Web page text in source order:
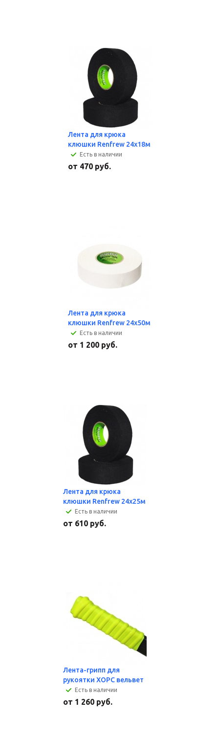
Лента для крюка
клюшки Renfrew 24х18м
Есть в наличии
от 470 руб.
Лента для крюка
клюшки Renfrew 24х50м
Есть в наличии
от 1 200 руб.
Лента для крюка
клюшки Renfrew 24х25м
Есть в наличии
от 610 руб.
Лента-грипп для
рукоятки ХОРС вельвет
Есть в наличии
от 1 260 руб.